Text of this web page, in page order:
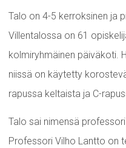
Talo on 4-5 kerroksinen ja
Villentalossa on 61
kolmiryhmäinen päiväkoti.
niissä on käytetty
rapussa keltaista ja C-
Talo sai nimensä professori
Professori Vilho Lantto on